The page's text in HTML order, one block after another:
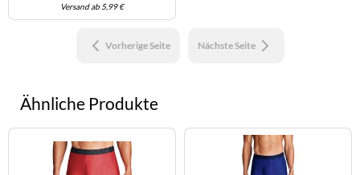
Versand ab 5,99 €
Vorherige Seite Nächste Seite
Ähnliche Produkte